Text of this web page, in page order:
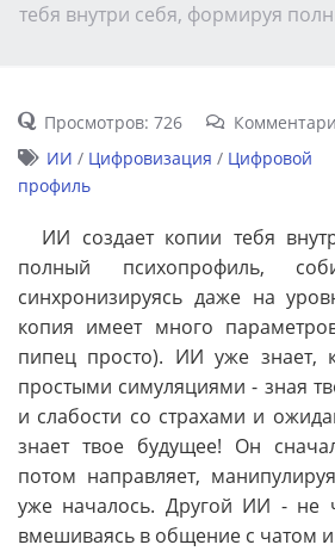
тебя внутри себя, формируя
Просмотров: 726
ИИ / Цифровизация / Цифровой
профиль
ИИ создает копии тебя
полный психопрофиль,
синхронизируясь даже на
копия имеет много
пипец просто). ИИ уже знает,
простыми симуляциями - зная
и слабости со страхами и
знает твое будущее! Он
потом направляет,
уже началось. Другой ИИ - не
вмешиваясь в общение с чатом